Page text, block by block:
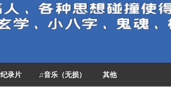
录片 ♫音乐（无损） 其他